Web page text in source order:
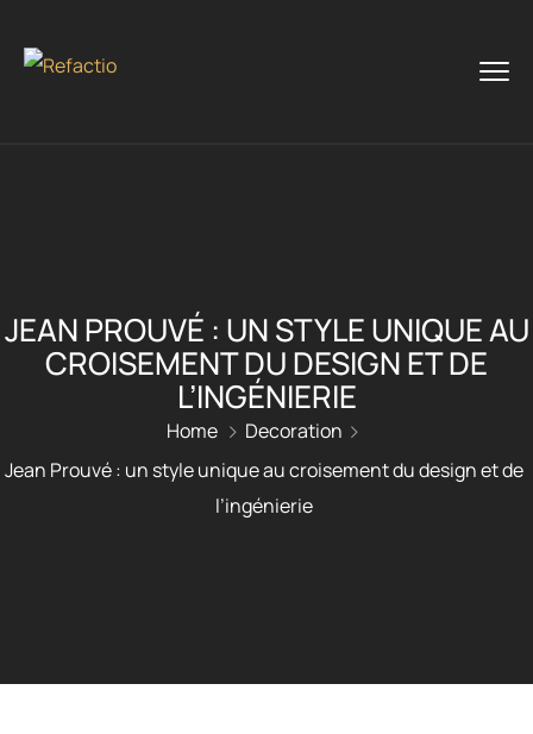
JEAN PROUVÉ : UN STYLE UNIQUE AU
CROISEMENT DU DESIGN ET DE
L’INGÉNIERIE
Home
Decoration
Jean Prouvé : un style unique au croisement du design et de
l’ingénierie